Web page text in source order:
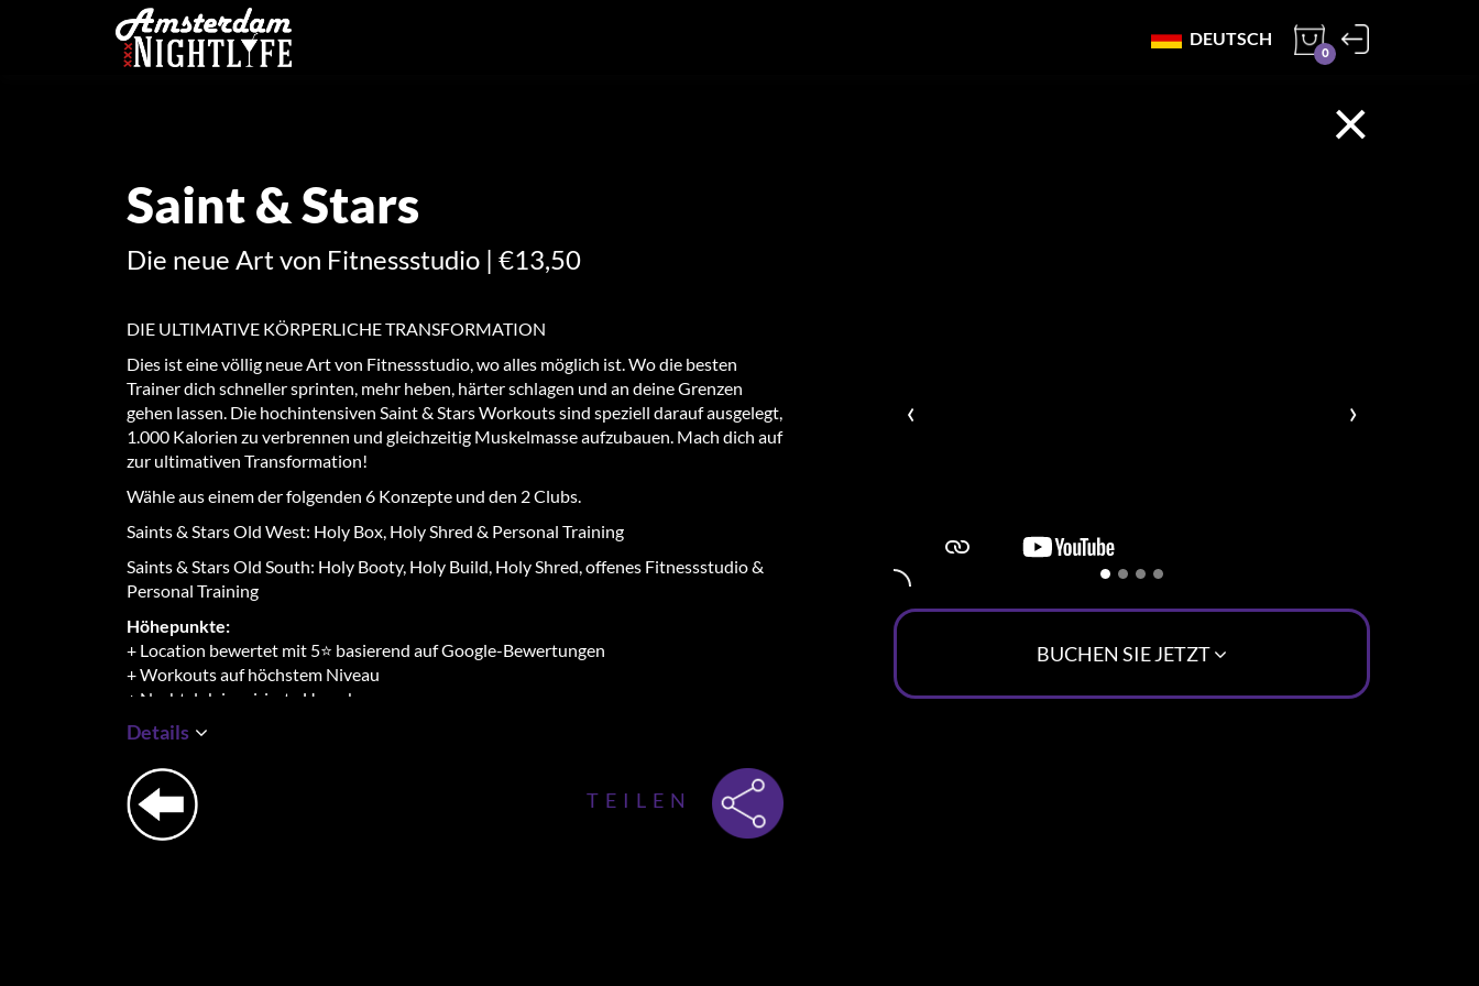
DEUTSCH
0
×
Saint & Stars
Die neue Art von Fitnessstudio | €13,50
DIE ULTIMATIVE KÖRPERLICHE TRANSFORMATION
Dies ist eine völlig neue Art von Fitnessstudio, wo alles möglich ist. Wo die besten
Trainer dich schneller sprinten, mehr heben, härter schlagen und an deine Grenzen
gehen lassen. Die hochintensiven Saint & Stars Workouts sind speziell darauf ausgelegt,
1.000 Kalorien zu verbrennen und gleichzeitig Muskelmasse aufzubauen. Mach dich auf
zur ultimativen Transformation!
Wähle aus einem der folgenden 6 Konzepte und den 2 Clubs.
Saints & Stars Old West: Holy Box, Holy Shred & Personal Training
Saints & Stars Old South: Holy Booty, Holy Build, Holy Shred, offenes Fitnessstudio &
Personal Training
Höhepunkte:
+ Location bewertet mit 5⭐ basierend auf Google-Bewertungen
+ Workouts auf höchstem Niveau
+ Nachtclub inspirierte Umgebung
+ Verbrenne 1000 Kalorien pro Workout und baue deine Muskelmasse auf.
+Du verbrennst noch 24 Stunden nach deinem Training Kalorien (ja, wir lieben diesen
Teil auch)
+ Luxuriöse Atmosphäre
Details
TEILEN
‹ ›
BUCHEN SIE JETZT